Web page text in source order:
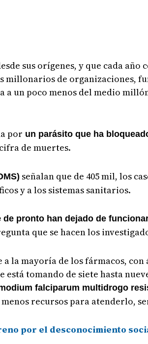
sus orígenes, y que cada año
de organizaciones,
un poco menos del medio
por un parásito que ha
de muertes.
señalan que de 405 mil, los
y a los sistemas sanitarios.
pronto han dejado de
que se hacen los
la mayoría de los fármacos, con
tomando de siete hasta
falciparum multidrogo
recursos para atenderlo,
por el desconocimiento